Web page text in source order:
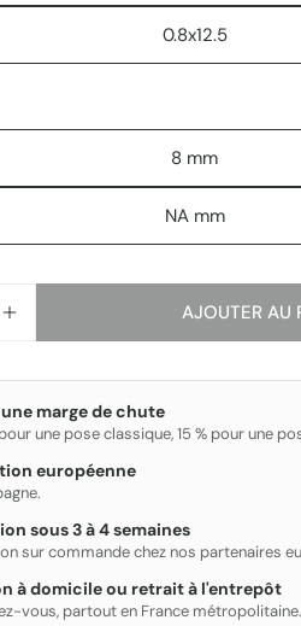
0.8x12.5
8 mm
NA mm
LA QUANTITÉ POUR CASBAH
AUGMENTER LA QUANTITÉ
AJOUTER AU
marge de chute
une pose classique, 15 % pour une
européenne
sous 3 à 4 semaines
sur commande chez nos partenaires
à domicile ou retrait à l'entrepôt
vous, partout en France métropolitaine.
Les champs marqués * sont obligatoires.